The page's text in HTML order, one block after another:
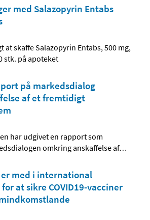
med Salazopyrin Entabs
at skaffe Salazopyrin Entabs, 500 mg,
stk. på apoteket
på markedsdialog
af et fremtidigt
har udgivet en rapport som
omkring anskaffelse af…
er med i international
at sikre COVID19-vacciner